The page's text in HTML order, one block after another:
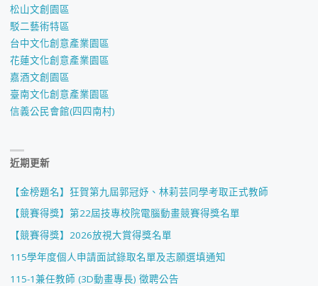
松山文創園區
駁二藝術特區
台中文化創意產業園區
花蓮文化創意產業園區
嘉酒文創園區
臺南文化創意產業園區
信義公民會館(四四南村)
近期更新
【金榜題名】狂賀第九屆郭冠妤、林莉芸同學考取正式教師
【競賽得獎】第22屆技專校院電腦動畫競賽得獎名單
【競賽得獎】2026放視大賞得獎名單
115學年度個人申請面試錄取名單及志願選填通知
115-1兼任教師 (3D動畫專長) 徵聘公告